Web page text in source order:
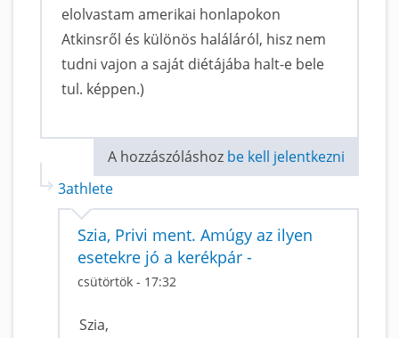
elolvastam amerikai honlapokon
Atkinsről és különös haláláról, hisz nem
tudni vajon a saját diétájába halt-e bele
tul. képpen.)
A hozzászóláshoz be kell jelentkezni
3athlete
Szia, Privi ment. Amúgy az ilyen
esetekre jó a kerékpár -
csütörtök - 17:32
Szia,